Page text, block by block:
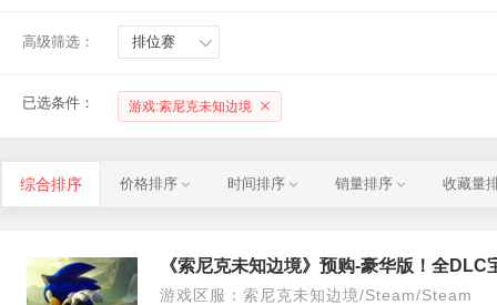
高级筛选： 排位赛
已选条件： 游戏:索尼克未知边境
综合排序 价格排序 时间排序 销量排序 收藏量
《索尼克未知边境》预购-豪华版！全DLC
游戏区服：索尼克未知边境/Steam/Steam